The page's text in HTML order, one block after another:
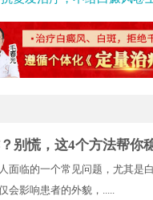
别慌，这4个方法帮你
面临的一个常见问题，尤其是
会影响患者的外貌，.....